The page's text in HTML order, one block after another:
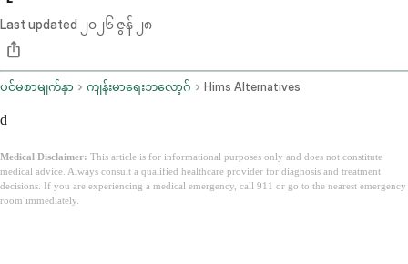
Last updated ၂၀၂၆ ဇွန် ၂၈
ပင်မစာမျက်နှာ ကျန်းမာရေးဘလော့ဂ် Hims Alternatives
d
Medical Disclaimer: This article is for informational purposes only and does not constitute
medical advice. Always consult a qualified healthcare provider for diagnosis and treatment
decisions. If you are experiencing a medical emergency, call 911 or go to the nearest emergency
room immediately.